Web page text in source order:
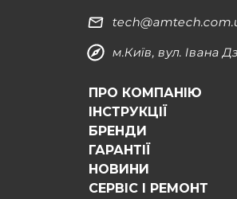
м.Київ, вул. Івана
ПРО КОМПАНІЮ
ІНСТРУКЦІЇ
БРЕНДИ
ГАРАНТІЇ
НОВИНИ
СЕРВІС І РЕМОНТ